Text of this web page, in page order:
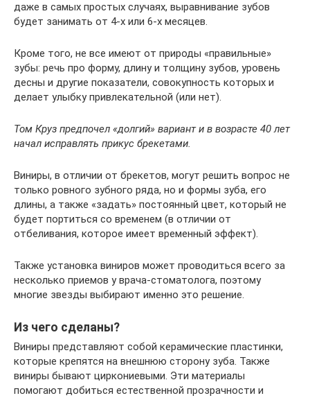
даже в самых простых случаях, выравнивание зубов
будет занимать от 4-х или 6-х месяцев.
Кроме того, не все имеют от природы «правильные»
зубы: речь про форму, длину и толщину зубов, уровень
десны и другие показатели, совокупность которых и
делает улыбку привлекательной (или нет).
Том Круз предпочел «долгий» вариант и в возрасте 40 лет
начал исправлять прикус брекетами.
Виниры, в отличии от брекетов, могут решить вопрос не
только ровного зубного ряда, но и формы зуба, его
длины, а также «задать» постоянный цвет, который не
будет портиться со временем (в отличии от
отбеливания, которое имеет временный эффект).
Также установка виниров может проводиться всего за
несколько приемов у врача-стоматолога, поэтому
многие звезды выбирают именно это решение.
Из чего сделаны?
Виниры представляют собой керамические пластинки,
которые крепятся на внешнюю сторону зуба. Также
виниры бывают циркониевыми. Эти материалы
помогают добиться естественной прозрачности и